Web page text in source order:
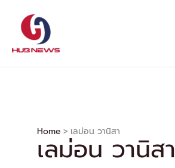
content
Home เลม่อน วานิสา
เลม่อน วานิสา